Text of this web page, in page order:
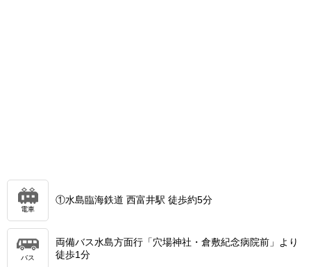
電車
①水島臨海鉄道 西富井駅 徒歩約5分
バス
両備バス水島方面行「穴場神社・倉敷紀念病院前」より
徒歩1分